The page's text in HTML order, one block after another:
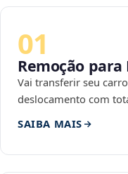
01
Remoção
Vai transferir seu
deslocamento com
SAIBA MAIS